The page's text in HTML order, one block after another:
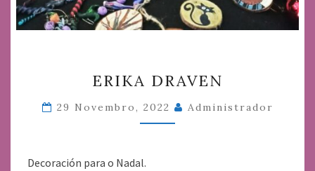
DRAVEN
ERIKA DRAVEN
29 Novembro, 2022 Administrador
Decoración para o Nadal.